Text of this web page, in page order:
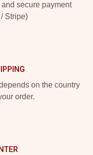
secure payment
Stripe)
on the country
order.